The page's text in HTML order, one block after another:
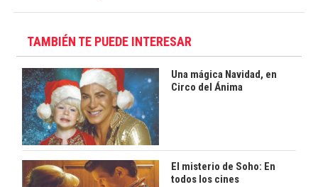
TAMBIÉN TE PUEDE INTERESAR
Una mágica Navidad, en
Circo del Ánima
El misterio de Soho: En
todos los cines